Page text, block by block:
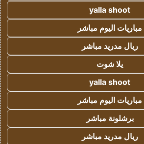
yalla shoot
مباريات اليوم مباشر
ريال مدريد مباشر
يلا شوت
yalla shoot
مباريات اليوم مباشر
برشلونة مباشر
ريال مدريد مباشر